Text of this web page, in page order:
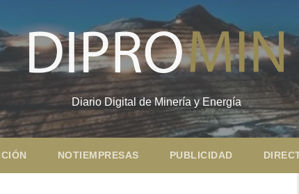
Diario Digital de Minería y Energía
NOTIEMPRESAS PUBLICIDAD